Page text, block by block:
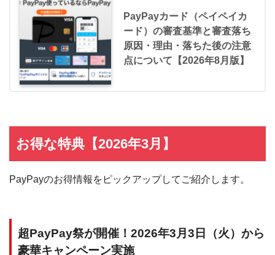
PayPayカード（ペイペイカ
ード）の審査基準と審査落ち
原因・理由・落ちた後の注意
点について【2026年8月版】
お得な特典【2026年3月】
PayPayのお得情報をピックアップしてご紹介します。
超PayPay祭が開催！2026年3月3日（火）から
豪華キャンペーン実施